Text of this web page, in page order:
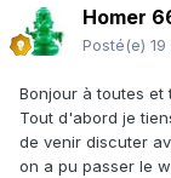
Homer
Posté(e)
Bonjour à toutes et
Tout d'abord je
de venir discuter
on a pu passer le